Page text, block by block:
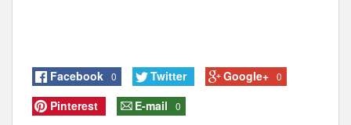
Facebook 0 Twitter Google+ 0
Pinterest E-mail 0